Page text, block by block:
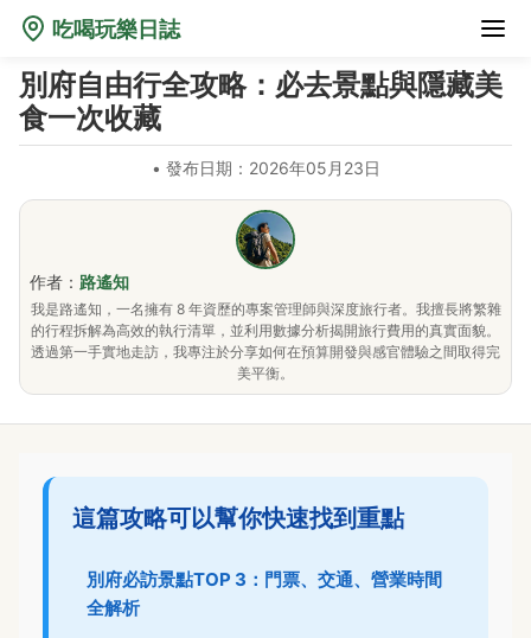
吃喝玩樂日誌
別府自由行全攻略：必去景點與隱藏美
食一次收藏
• 發布日期：2026年05月23日
作者： 路遙知
我是路遙知，一名擁有 8 年資歷的專案管理師與深度旅行者。我擅長將繁雜
的行程拆解為高效的執行清單，並利用數據分析揭開旅行費用的真實面貌。
透過第一手實地走訪，我專注於分享如何在預算開發與感官體驗之間取得完
美平衡。
這篇攻略可以幫你快速找到重點
別府必訪景點TOP 3：門票、交通、營業時間
全解析